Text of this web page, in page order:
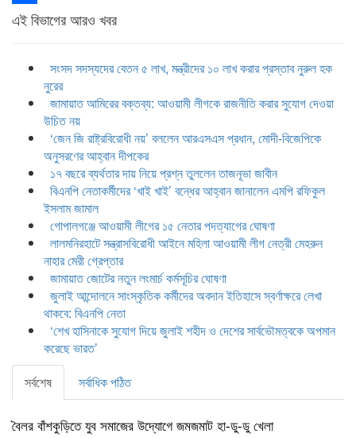
Share
এই বিভাগের আরও খবর
সংসদ সদস্যদের বেতন ৫ লাখ, মন্ত্রীদের ১০ লাখ করার প্রস্তাব নুরুল হক
নুরের
জামায়াত আমিরের বক্তব্য: আওয়ামী লীগকে রাজনীতি করার সুযোগ দেওয়া
উচিত নয়
‘জেন জি রাষ্ট্রবিরোধী নয়’ বললেন আরএসএস প্রধান, মোদী-বিজেপিকে
অনুসরণের আহ্বান দীপকের
১৭ বছরে ব্যর্থতার দায় নিয়ে প্রশ্ন তুললেন তাজনূভা জাবীন
বিএনপি নেতাকর্মীদের ‘খাই খাই’ বন্ধের আহ্বান জানালেন এমপি রফিকুল
ইসলাম জামাল
গোপালগঞ্জে আওয়ামী লীগের ১৫ নেতার পদত্যাগের ঘোষণা
লালমনিরহাটে সন্ত্রাসবিরোধী আইনে মহিলা আওয়ামী লীগ নেত্রী মেহরুন
নাহার মেরী গ্রেপ্তার
জামায়াত জোটের নতুন লংমার্চ কর্মসূচির ঘোষণা
জুলাই আন্দোলনে সাংস্কৃতিক কর্মীদের অবদান ইতিহাসে স্বর্ণাক্ষরে লেখা
থাকবে: বিএনপি নেতা
‘শেখ হাসিনাকে সুযোগ দিয়ে জুলাই শহীদ ও দেশের সার্বভৌমত্বকে অপমান
করেছে ভারত’
সর্বশেষ
সর্বাধিক পঠিত
বৈলর বাঁশকুড়িতে যুব সমাজের উদ্যোগে জমজমাট হা-ডু-ডু খেলা